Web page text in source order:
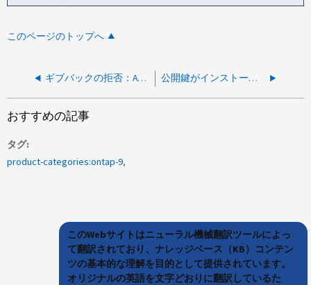
このページのトップへ
ギブバックの拒否：AutoSupport 収集がまだ進行中です 公開鍵がインストールされているとGoogle認証が機能しない
おすすめの記事
タグ
product-categories:ontap-9
このWebサイトはニューラル機械翻訳ツールによっ
て翻訳されており、ナレッジベース（KB）コンテン
ツの基本的な理解を目的として提供されています。
オリジナルの英語を文字どおりに翻訳しているた